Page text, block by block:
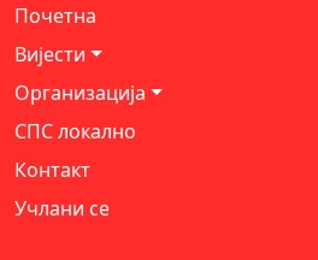
Почетна
Вијести
Организација
СПС локално
Контакт
Учлани се